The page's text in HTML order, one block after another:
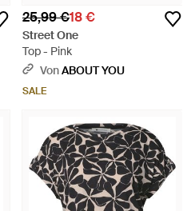
25,99 €18 €
Street One
Top - Pink
VonABOUT YOU
SALE